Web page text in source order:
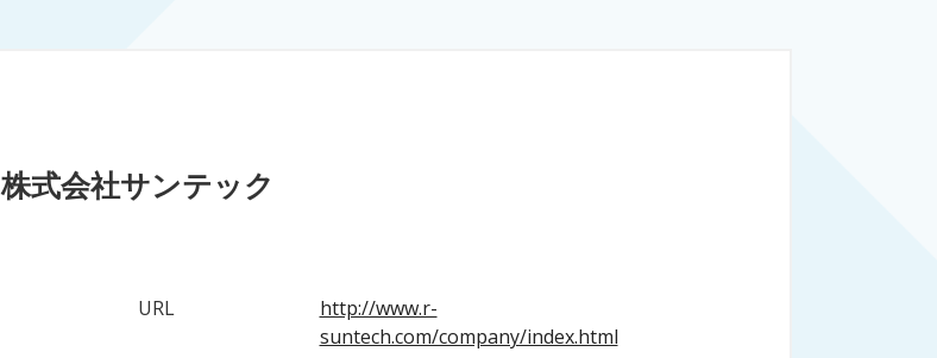
株式会社サンテック
URL
http://www.r-
suntech.com/company/index.html